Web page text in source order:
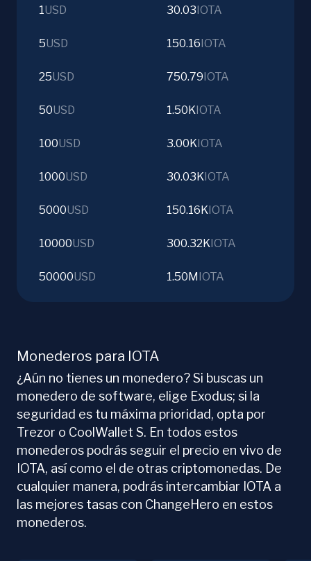
1USD 30.03 IOTA
5USD 150.16 IOTA
25USD 750.79 IOTA
50USD 1.50K IOTA
100USD 3.00K IOTA
1000USD 30.03K IOTA
5000USD 150.16K IOTA
10000USD 300.32K IOTA
50000USD 1.50M IOTA
Monederos para IOTA
¿Aún no tienes un monedero? Si buscas un
monedero de software, elige Exodus; si la
seguridad es tu máxima prioridad, opta por
Trezor o CoolWallet S. En todos estos
monederos podrás seguir el precio en vivo de
IOTA, así como el de otras criptomonedas. De
cualquier manera, podrás intercambiar IOTA a
las mejores tasas con ChangeHero en estos
monederos.